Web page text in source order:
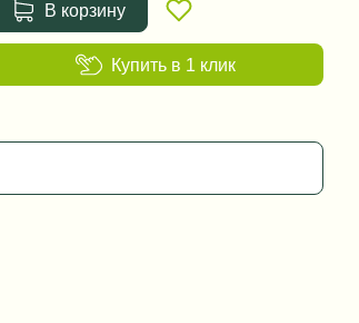
В корзину
Купить в 1 клик